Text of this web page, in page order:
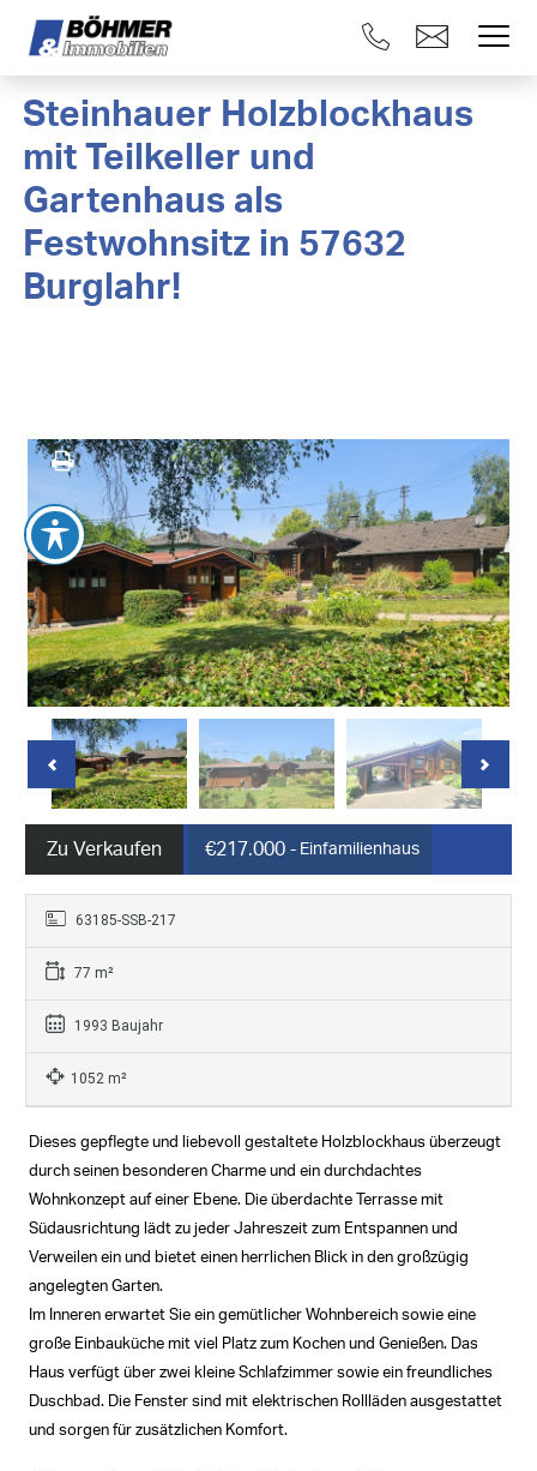
Zu Verkaufen €217.000 - Einfamilienhaus
63185-SSB-217
77 m²
1993 Baujahr
1052 m²
Dieses gepflegte und liebevoll gestaltete Holzblockhaus überzeugt
durch seinen besonderen Charme und ein durchdachtes
Wohnkonzept auf einer Ebene. Die überdachte Terrasse mit
Südausrichtung lädt zu jeder Jahreszeit zum Entspannen und
Verweilen ein und bietet einen herrlichen Blick in den großzügig
angelegten Garten.
Im Inneren erwartet Sie ein gemütlicher Wohnbereich sowie eine
große Einbauküche mit viel Platz zum Kochen und Genießen. Das
Haus verfügt über zwei kleine Schlafzimmer sowie ein freundliches
Duschbad. Die Fenster sind mit elektrischen Rollläden ausgestattet
und sorgen für zusätzlichen Komfort.